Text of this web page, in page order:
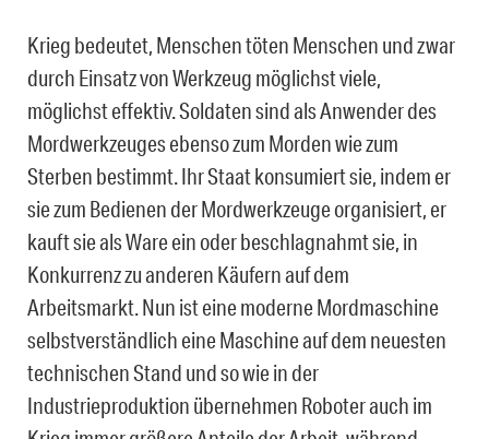
Krieg bedeutet, Menschen töten Menschen und zwar
durch Einsatz von Werkzeug möglichst viele,
möglichst effektiv. Soldaten sind als Anwender des
Mordwerkzeuges ebenso zum Morden wie zum
Sterben bestimmt. Ihr Staat konsumiert sie, indem er
sie zum Bedienen der Mordwerkzeuge organisiert, er
kauft sie als Ware ein oder beschlagnahmt sie, in
Konkurrenz zu anderen Käufern auf dem
Arbeitsmarkt. Nun ist eine moderne Mordmaschine
selbstverständlich eine Maschine auf dem neuesten
technischen Stand und so wie in der
Industrieproduktion übernehmen Roboter auch im